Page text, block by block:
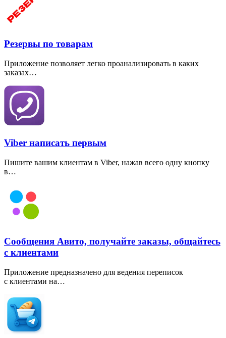
Резервы по товарам
Приложение позволяет легко проанализировать в каких
заказах…
Viber написать первым
Пишите вашим клиентам в Viber, нажав всего одну кнопку
в…
Сообщения Авито, получайте заказы, общайтесь
с клиентами
Приложение предназначено для ведения переписок
с клиентами на…